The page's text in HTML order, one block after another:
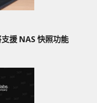
援 NAS 快照功能